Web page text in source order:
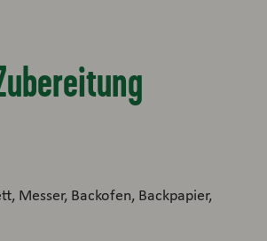
Messer, Backofen, Backpapier,